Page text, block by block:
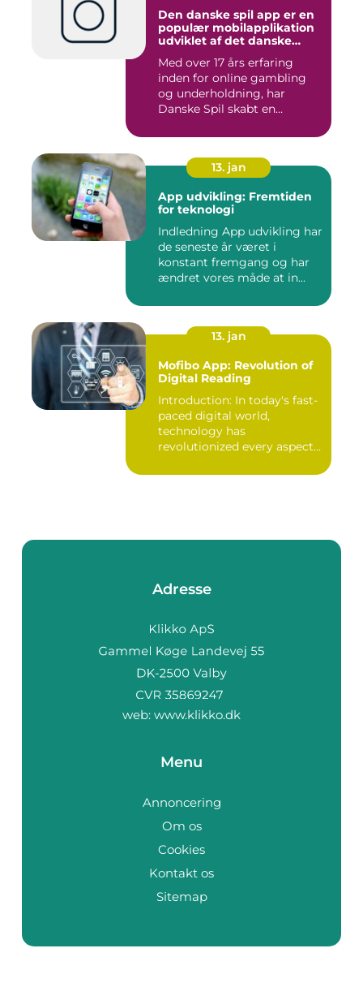
Den danske spil app er en
populær mobilapplikation
udviklet af det danske
Med over 17 års erfaring
inden for online gambling
og underholdning, har
Danske Spil skabt en
13. jan
App udvikling: Fremtiden
for teknologi
Indledning App udvikling har
de seneste år været i
konstant fremgang og har
ændret vores måde at in...
13. jan
Mofibo App: Revolution of
Digital Reading
Introduction: In today's fast-
paced digital world,
technology has
revolutionized every aspect
Adresse
web: www.klikko.dk
Menu
Annoncering
Om os
Cookies
Kontakt os
Sitemap